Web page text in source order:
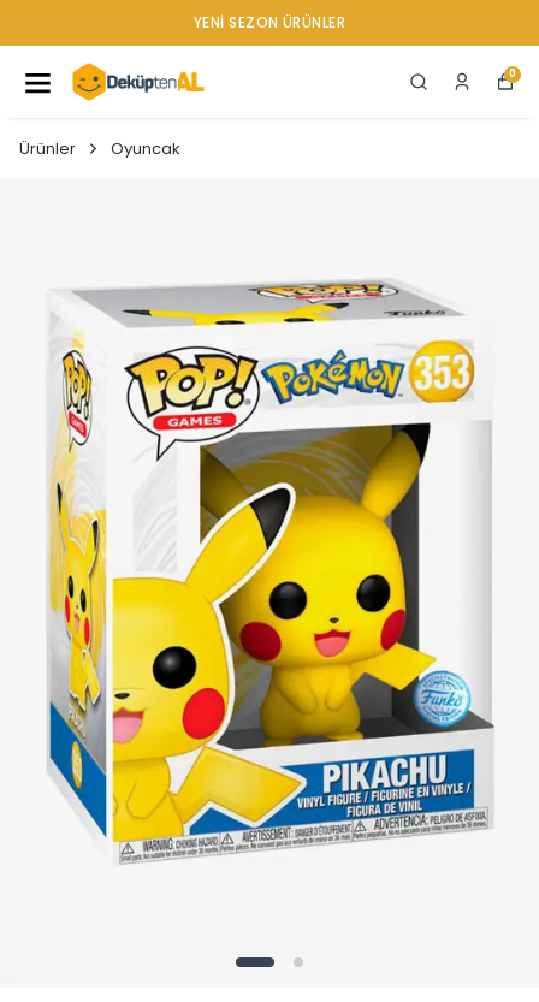
YENI SEZON ÜRÜNLER
0
Ürünler Oyuncak